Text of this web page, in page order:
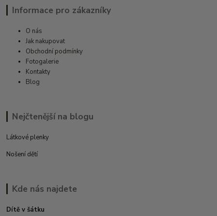
Informace pro zákazníky
O nás
Jak nakupovat
Obchodní podmínky
Fotogalerie
Kontakty
Blog
Nejčtenější na blogu
Látkové plenky
Nošení dětí
Kde nás najdete
Dítě v šátku